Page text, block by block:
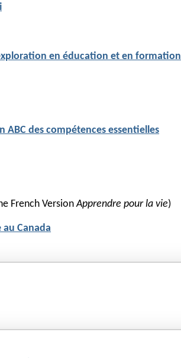
en éducation et en formation
ABC des compétences essentielles
French VersionApprendre pour la vie)
au Canada